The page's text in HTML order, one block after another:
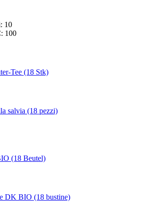
10
100
salvia (18 pezzi)
DK BIO (18 bustine)